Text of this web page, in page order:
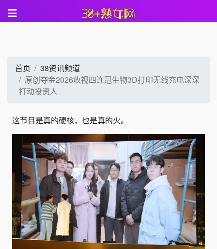
首页
38资讯频道
原创夺金2026收视四连冠生物3D打印无线充电深深
打动投资人
这节目是真的硬核，也是真的火。